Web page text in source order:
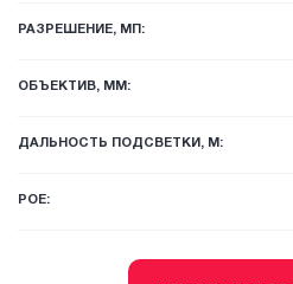
РАЗРЕШЕНИЕ, МП:
ОБЪЕКТИВ, ММ:
ДАЛЬНОСТЬ ПОДСВЕТКИ, М:
POE: